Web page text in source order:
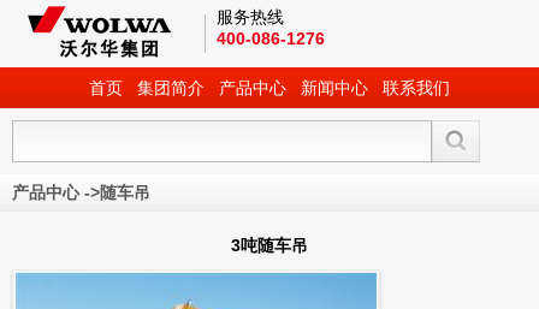
服务热线
400-086-1276
首页 集团简介 产品中心 新闻中心 联系我们
产品中心->随车吊
3吨随车吊